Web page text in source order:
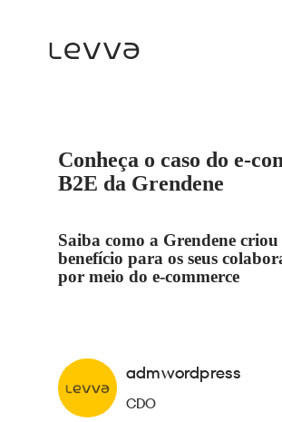
Conheça o caso do e-
B2E da Grendene
Saiba como a Grendene
benefício para os seus
por meio do e-commerce
admwordpress
CDO